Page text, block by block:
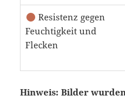
Resistenz gegen
Feuchtigkeit und
Flecken
Hinweis: Bilder